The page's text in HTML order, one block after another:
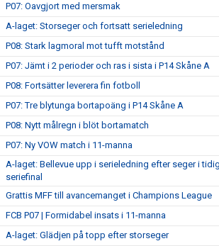
P07: Oavgjort med mersmak
A-laget: Storseger och fortsatt serieledning
P08: Stark lagmoral mot tufft motstånd
P07: Jämt i 2 perioder och ras i sista i P14 Skåne A
P08: Fortsätter leverera fin fotboll
P07: Tre blytunga bortapoäng i P14 Skåne A
P08: Nytt målregn i blöt bortamatch
P07: Ny VOW match i 11-manna
A-laget: Bellevue upp i serieledning efter seger i tidig
seriefinal
Grattis MFF till avancemanget i Champions League
FCB P07 | Formidabel insats i 11-manna
A-laget: Glädjen på topp efter storseger